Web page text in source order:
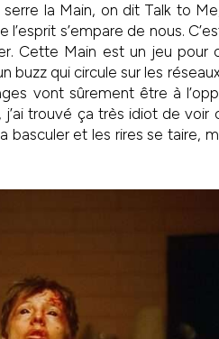
la Main, on dit Talk to
s’empare de nous.
Cette Main est un jeu pour
buzz qui circule sur les
vont sûrement être à
trouvé ça très idiot de
basculer et les rires se taire,